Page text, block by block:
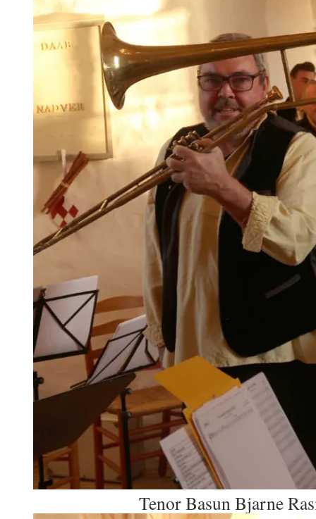
Tenor Basun Bjarne